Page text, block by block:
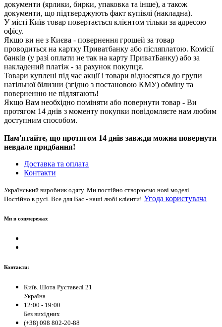
документи (ярлики, бирки, упаковка та інше), а також
документи, що підтверджують факт купівлі (накладна).
У місті Київ товар повертається клієнтом тільки за адресою
офісу.
Якщо ви не з Києва - повернення грошей за товар
проводиться на картку Приватбанку або післяплатою. Комісії
банків (у разі оплати не так на карту ПриватБанку) або за
накладений платіж - за рахунок покупця.
Товари куплені під час акції і товари відносяться до групи
натільної білизни (згідно з постановою КМУ) обміну та
поверненню не підлягають!
Якщо Вам необхідно поміняти або повернути товар - Ви
протягом 14 днів з моменту покупки повідомляєте нам любим
доступним способом.
Пам'ятайте, що протягом 14 днів завжди можна повернути
невдале придбання!
Доставка та оплата
Контакти
Український виробник одягу. Ми постійно створюємо нові моделі.
Постійно в русі. Все для Вас - наші любі клієнти! Угода користувача
Ми в соцмережах
Контакти:
Київ. Шота Руставелі 21
Україна
12:00 - 19:00
Без вихідних
(+38) 098 802-20-88